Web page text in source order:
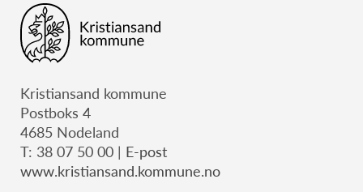
Kristiansand kommune
Postboks 4
4685 Nodeland
T: 38 07 50 00 | E-post
www.kristiansand.kommune.no